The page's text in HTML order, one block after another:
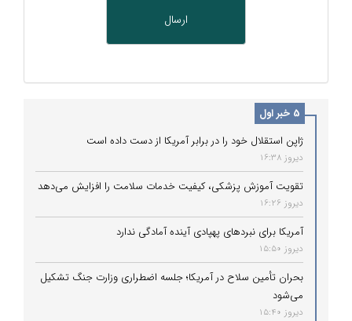
5 خبر اول
ژاپن استقلال خود را در برابر آمریکا از دست داده است
دیروز 16:38
تقویت آموزش پزشکی، کیفیت خدمات سلامت را افزایش می‌دهد
دیروز 16:26
آمریکا برای نبردهای پهپادی آینده آمادگی ندارد
دیروز 15:50
بحران تأمین سلاح در آمریکا؛ جلسه اضطراری وزارت جنگ تشکیل
می‌شود
دیروز 15:40